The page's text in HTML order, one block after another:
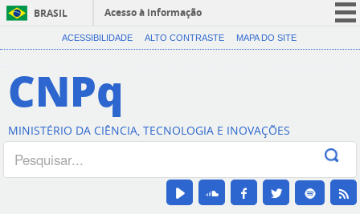
BRASIL
Acesso à informação
CORONAVÍRUS (COVID-19)
Canais
ACESSIBILIDADE ALTO CONTRASTE MAPA DO SITE
CNPq
MINISTÉRIO DA CIÊNCIA, TECNOLOGIA E INOVAÇÕES